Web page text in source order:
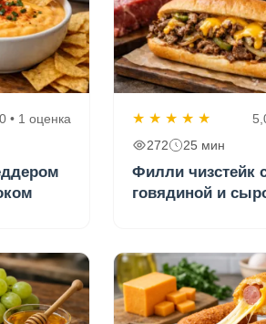
• 1 оценка
★ ★ ★ ★ ★
272
25 мин
Филли чизстейк
говядиной и